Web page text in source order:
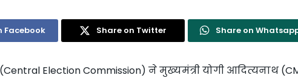
Facebook Share on Twitter Share on
Election Commission) ने मुख्यमंत्री योगी आदित्यनाथ